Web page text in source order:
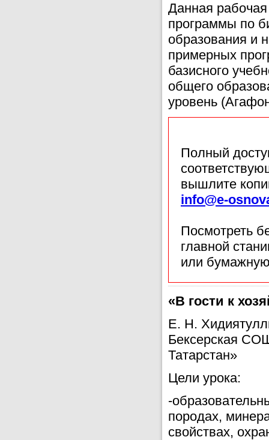
Данная
программы по
образования и
примерных
базисного
общего
уровень
Полный
вышлите
info@e-
Посмотреть
главной
или
«В гости к
Е. Н.
Бексерская
Татарстан»
Цели урока:
-
породах,
свойствах,